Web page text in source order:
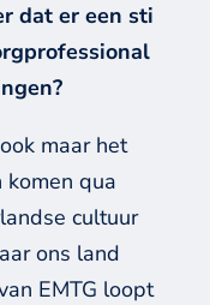
dat er een sti
maar het
komen qua
cultuur
ons land
EMTG loopt